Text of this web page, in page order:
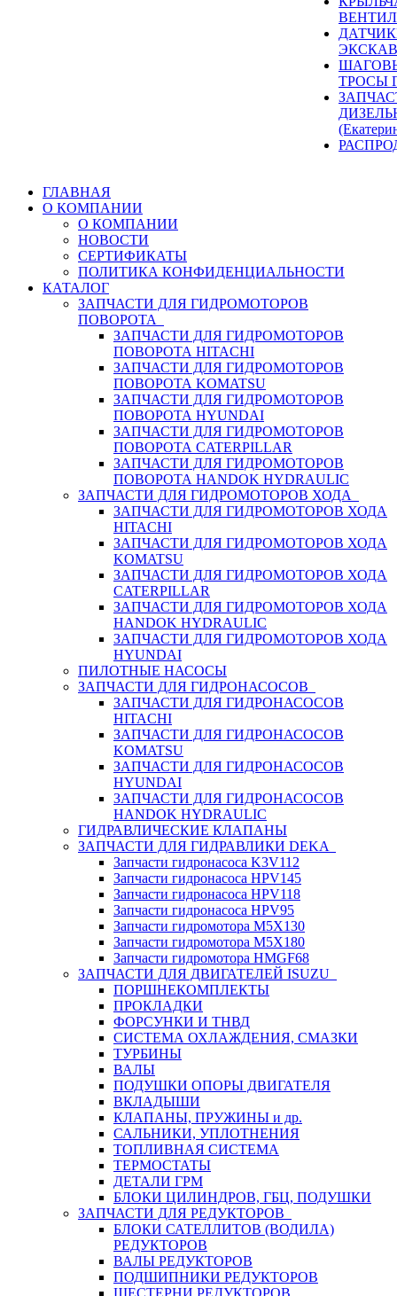
ТРОСЫ
ГЛАВНАЯ
О КОМПАНИИ
О КОМПАНИИ
НОВОСТИ
СЕРТИФИКАТЫ
ПОЛИТИКА КОНФИДЕНЦИАЛЬНОСТИ
КАТАЛОГ
ЗАПЧАСТИ ДЛЯ ГИДРОМОТОРОВ
ПОВОРОТА
ЗАПЧАСТИ ДЛЯ ГИДРОМОТОРОВ
ПОВОРОТА HITACHI
ЗАПЧАСТИ ДЛЯ ГИДРОМОТОРОВ
ПОВОРОТА KOMATSU
ЗАПЧАСТИ ДЛЯ ГИДРОМОТОРОВ
ПОВОРОТА HYUNDAI
ЗАПЧАСТИ ДЛЯ ГИДРОМОТОРОВ
ПОВОРОТА CATERPILLAR
ЗАПЧАСТИ ДЛЯ ГИДРОМОТОРОВ
ПОВОРОТА HANDOK HYDRAULIC
ЗАПЧАСТИ ДЛЯ ГИДРОМОТОРОВ ХОДА
ЗАПЧАСТИ ДЛЯ ГИДРОМОТОРОВ ХОДА
HITACHI
ЗАПЧАСТИ ДЛЯ ГИДРОМОТОРОВ ХОДА
KOMATSU
ЗАПЧАСТИ ДЛЯ ГИДРОМОТОРОВ ХОДА
CATERPILLAR
ЗАПЧАСТИ ДЛЯ ГИДРОМОТОРОВ ХОДА
HANDOK HYDRAULIC
ЗАПЧАСТИ ДЛЯ ГИДРОМОТОРОВ ХОДА
HYUNDAI
ПИЛОТНЫЕ НАСОСЫ
ЗАПЧАСТИ ДЛЯ ГИДРОНАСОСОВ
ЗАПЧАСТИ ДЛЯ ГИДРОНАСОСОВ
HITACHI
ЗАПЧАСТИ ДЛЯ ГИДРОНАСОСОВ
KOMATSU
ЗАПЧАСТИ ДЛЯ ГИДРОНАСОСОВ
HYUNDAI
ЗАПЧАСТИ ДЛЯ ГИДРОНАСОСОВ
HANDOK HYDRAULIC
ГИДРАВЛИЧЕСКИЕ КЛАПАНЫ
ЗАПЧАСТИ ДЛЯ ГИДРАВЛИКИ DEKA
Запчасти гидронасоса K3V112
Запчасти гидронасоса HPV145
Запчасти гидронасоса HPV118
Запчасти гидронасоса HPV95
Запчасти гидромотора M5X130
Запчасти гидромотора M5X180
Запчасти гидромотора HMGF68
ЗАПЧАСТИ ДЛЯ ДВИГАТЕЛЕЙ ISUZU
ПОРШНЕКОМПЛЕКТЫ
ПРОКЛАДКИ
ФОРСУНКИ И ТНВД
СИСТЕМА ОХЛАЖДЕНИЯ, СМАЗКИ
ТУРБИНЫ
ВАЛЫ
ПОДУШКИ ОПОРЫ ДВИГАТЕЛЯ
ВКЛАДЫШИ
КЛАПАНЫ, ПРУЖИНЫ и др.
САЛЬНИКИ, УПЛОТНЕНИЯ
ТОПЛИВНАЯ СИСТЕМА
ТЕРМОСТАТЫ
ДЕТАЛИ ГРМ
БЛОКИ ЦИЛИНДРОВ, ГБЦ, ПОДУШКИ
ЗАПЧАСТИ ДЛЯ РЕДУКТОРОВ
БЛОКИ САТЕЛЛИТОВ (ВОДИЛА)
РЕДУКТОРОВ
ВАЛЫ РЕДУКТОРОВ
ПОДШИПНИКИ РЕДУКТОРОВ
ШЕСТЕРНИ РЕДУКТОРОВ